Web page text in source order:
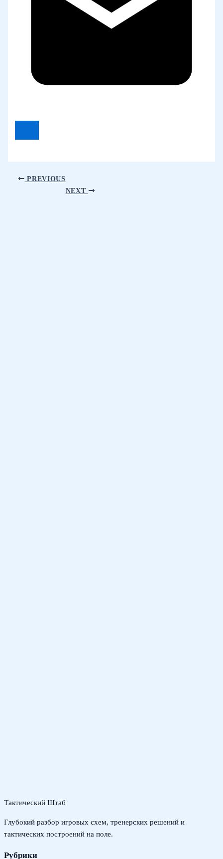
PREVIOUS
NEXT
Тактический Штаб
Глубокий разбор игровых схем, тренерских решений и
тактических построений на поле.
Рубрики